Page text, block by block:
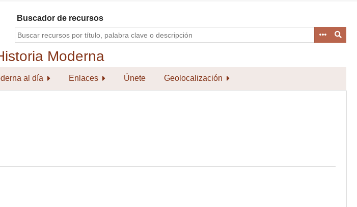
Buscador de recursos
al día Enlaces Únete Geolocalización